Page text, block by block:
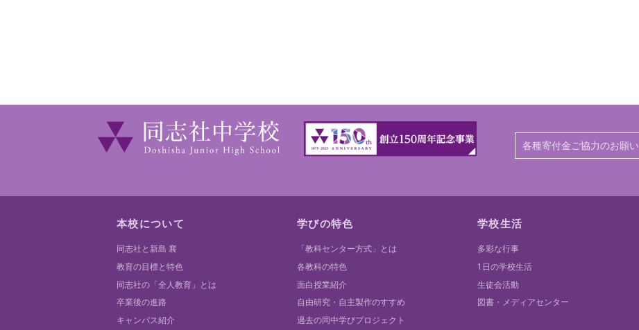
各種寄付金ご協力のお願い
本校について
同志社と新島 襄
教育の目標と特色
同志社の「全人教育」とは
卒業後の進路
キャンパス紹介
学びの特色
「教科センター方式」とは
各教科の特色
面白授業紹介
自由研究・自主製作のすすめ
過去の同中学びプロジェクト
学校生活
多彩な行事
1日の学校生活
生徒会活動
図書・メディアセンター